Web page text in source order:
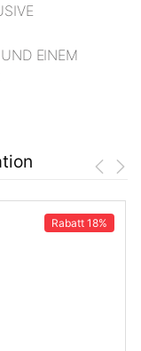
EINEM
Rabatt 18%